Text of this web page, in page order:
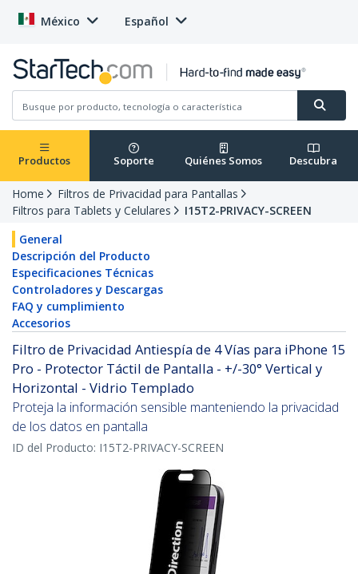
México Español
Productos Soporte Quiénes Somos Descubra
Home
Filtros de Privacidad para Pantallas
Filtros para Tablets y Celulares
I15T2-PRIVACY-SCREEN
General
Descripción del Producto
Especificaciones Técnicas
Controladores y Descargas
FAQ y cumplimiento
Accesorios
Filtro de Privacidad Antiespía de 4 Vías para iPhone 15
Pro - Protector Táctil de Pantalla - +/-30° Vertical y
Horizontal - Vidrio Templado
Proteja la información sensible manteniendo la privacidad
de los datos en pantalla
ID del Producto: I15T2-PRIVACY-SCREEN